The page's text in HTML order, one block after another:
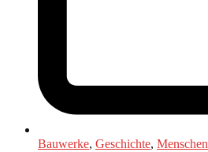
Bauwerke, Geschichte, Menschen